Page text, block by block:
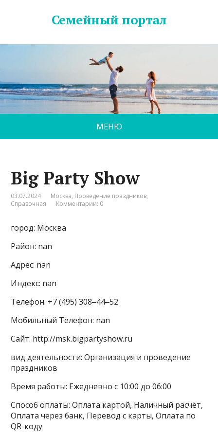
Семейный портал
МЕНЮ
Big Party Show
03.07.2024 Москва, Проведение праздников,
Справочная
Комментарии: 0
город: Москва
Район: nan
Адрес: nan
Индекс: nan
Телефон: +7 (495) 308‒44‒52
Мобильный Телефон: nan
Сайт: http://msk.bigpartyshow.ru
вид деятельности: Организация и проведение
праздников
Время работы: Ежедневно с 10:00 до 06:00
Способ оплаты: Оплата картой, Наличный расчёт,
Оплата через банк, Перевод с карты, Оплата по
QR-коду